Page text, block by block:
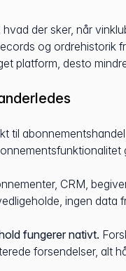
der sker, når
og ordrehistorik
platform, desto
til
CRM,
ingen
fungerer nativt.
forsendelser, alt